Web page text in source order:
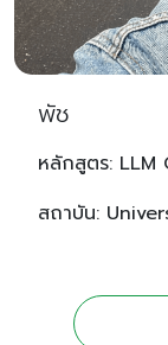
พัช
หลักสูตร:
สถาบัน: